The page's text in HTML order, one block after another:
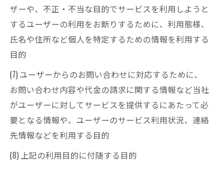
ザーや、不正・不当な目的でサービスを利用しようと
するユーザーの利用をお断りするために、利用態様、
氏名や住所など個人を特定するための情報を利用する
目的
(7) ユーザーからのお問い合わせに対応するために、
お問い合わせ内容や代金の請求に関する情報など当社
がユーザーに対してサービスを提供するにあたって必
要となる情報や、ユーザーのサービス利用状況、連絡
先情報などを利用する目的
(8) 上記の利用目的に付随する目的